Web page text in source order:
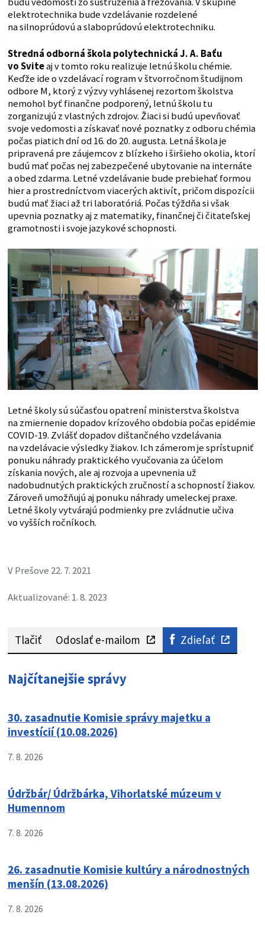
elektrotechnika bude vzdelávanie rozdelené
na silnoprúdovú a slaboprúdovú elektrotechniku.
Stredná odborná škola polytechnická J. A. Baťu
vo Sviteaj v tomto roku realizuje letnú školu chémie.
Keďže ide o vzdelávací rogram v štvorročnom študijnom
odbore M, ktorý z výzvy vyhlásenej rezortom školstva
nemohol byť finančne podporený, letnú školu tu
zorganizujú z vlastných zdrojov. Žiaci si budú upevňovať
svoje vedomosti a získavať nové poznatky z odboru chémia
počas piatich dní od 16. do 20. augusta. Letná škola je
pripravená pre záujemcov z blízkeho i širšieho okolia, ktorí
budú mať počas nej zabezpečené ubytovanie na internáte
a obed zdarma. Letné vzdelávanie bude prebiehať formou
hier a prostredníctvom viacerých aktivít, pričom dispozícii
budú mať žiaci až tri laboratóriá. Počas týždňa si však
upevnia poznatky aj z matematiky, finančnej či čitateľskej
gramotnosti i svoje jazykové schopnosti.
Letné školy sú súčasťou opatrení ministerstva školstva
na zmiernenie dopadov krízového obdobia počas epidémie
COVID-19. Zvlášť dopadov dištančného vzdelávania
na vzdelávacie výsledky žiakov. Ich zámerom je sprístupniť
ponuku náhrady praktického vyučovania za účelom
získania nových, ale aj rozvoja a upevnenia už
nadobudnutých praktických zručností a schopností žiakov.
Zároveň umožňujú aj ponuku náhrady umeleckej praxe.
Letné školy vytvárajú podmienky pre zvládnutie učiva
vo vyšších ročníkoch.
V Prešove 22. 7. 2021
Aktualizované: 1. 8. 2023
Tlačiť Odoslať e-mailom Zdieľať
Najčítanejšie správy
30. zasadnutie Komisie správy majetku a
investícií (10.08.2026)
7. 8. 2026
Údržbár/ Údržbárka, Vihorlatské múzeum v
Humennom
7. 8. 2026
26. zasadnutie Komisie kultúry a národnostných
menšín (13.08.2026)
7. 8. 2026